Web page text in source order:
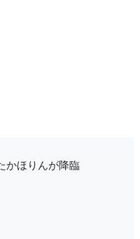
かほりんが降臨